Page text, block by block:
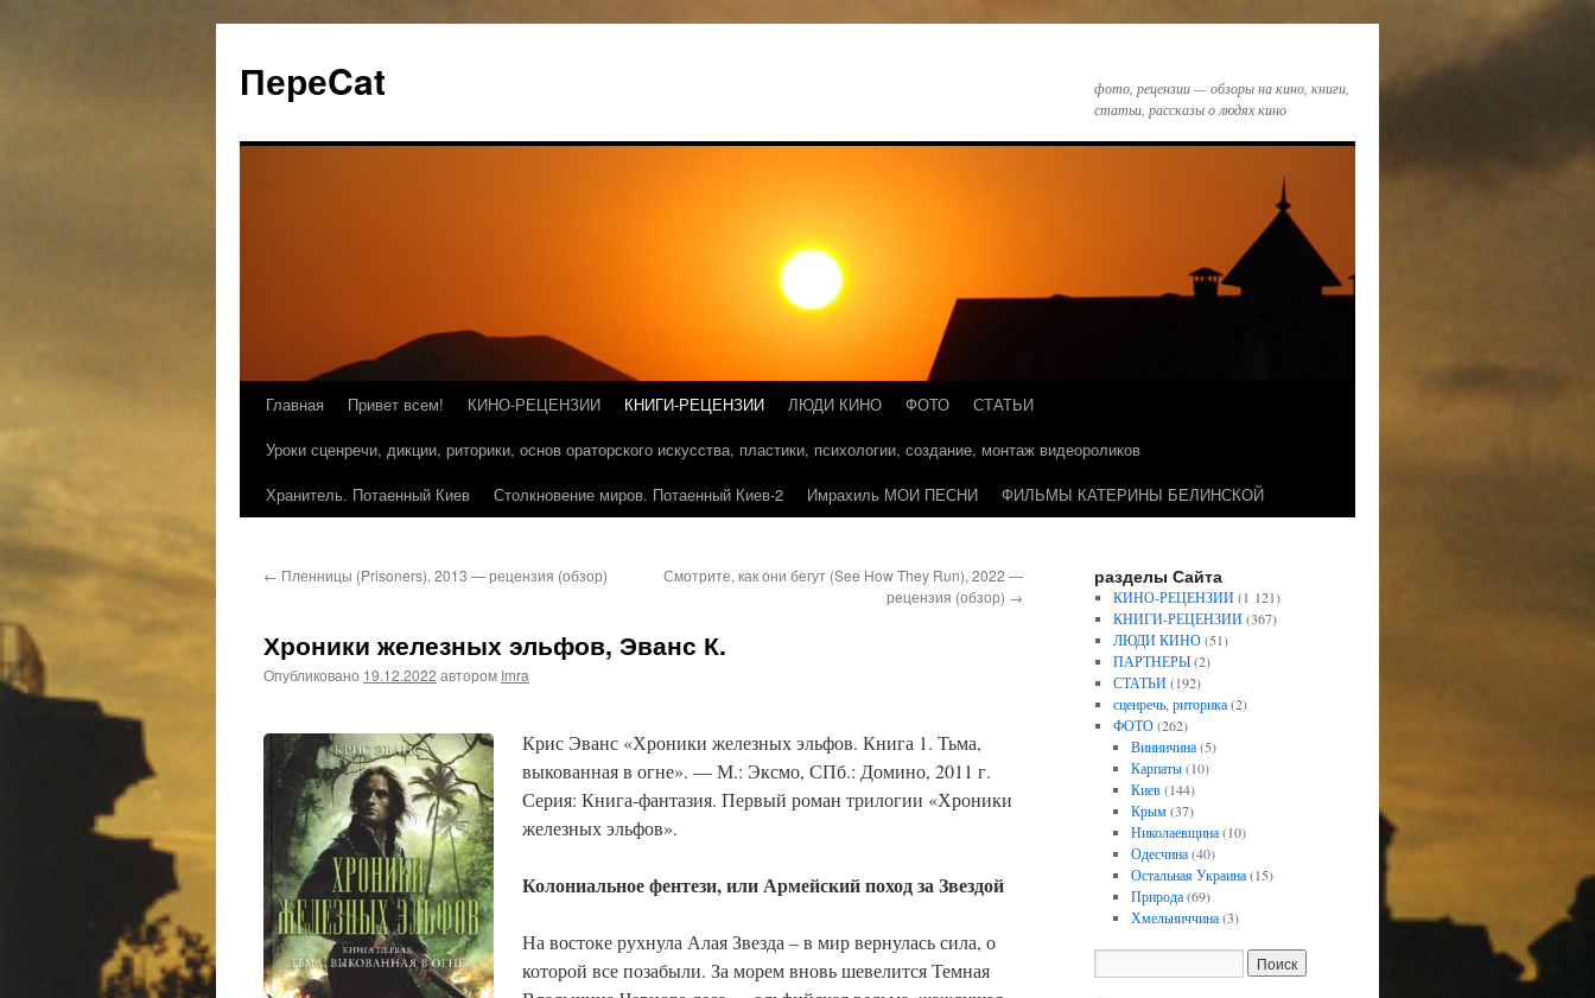
ПереCat
фото, рецензии — обзоры на кино, книги,
статьи, рассказы о людях кино
Главная Привет всем! КИНО-РЕЦЕНЗИИ КНИГИ-РЕЦЕНЗИИ ЛЮДИ КИНО ФОТО
СТАТЬИ
Уроки сценречи, дикции, риторики, основ ораторского искусства, пластики, психологии, создание, монтаж видеороликов
Хранитель. Потаенный Киев
Столкновение миров. Потаенный Киев-2 Имрахиль МОИ ПЕСНИ ФИЛЬМЫ КАТЕРИНЫ БЕЛИНСКОЙ
← Пленницы (Prisoners), 2013 — рецензия (обзор)
Смотрите, как они бегут (See How They Run), 2022 —
рецензия (обзор) →
Хроники железных эльфов, Эванс К.
Опубликовано 19.12.2022 автором Imra
Крис Эванс «Хроники железных эльфов. Книга 1. Тьма,
выкованная в огне». — М.: Эксмо, СПб.: Домино, 2011 г.
Серия: Книга-фантазия. Первый роман трилогии «Хроники
железных эльфов».
Колониальное фентези, или Армейский поход за Звездой
На востоке рухнула Алая Звезда – в мир вернулась сила, о
которой все позабыли. За морем вновь шевелится Темная
разделы Сайта
КИНО-РЕЦЕНЗИИ(1 121)
КНИГИ-РЕЦЕНЗИИ(367)
ЛЮДИ КИНО(51)
ПАРТНЕРЫ(2)
СТАТЬИ(192)
сценречь, риторика(2)
ФОТО(262)
Винничина(5)
Карпаты(10)
Киев(144)
Крым(37)
Николаевщина(10)
Одесчина(40)
Остальная Украина(15)
Природа(69)
Хмельниччина(3)